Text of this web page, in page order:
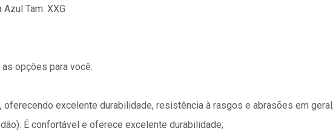
Tam. XXG
opções para você:
oferecendo excelente durabilidade, resistência à rasgos e abrasões em
É confortável e oferece excelente durabilidade;